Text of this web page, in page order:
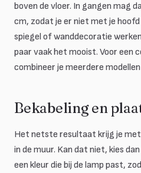
boven de vloer. In gangen mag
cm, zodat je er niet met je
spiegel of wanddecoratie
paar vaak het mooist. Voor een
combineer je meerdere
Bekabeling en
Het netste resultaat krijg je
in de muur. Kan dat niet, kies
een kleur die bij de lamp past,